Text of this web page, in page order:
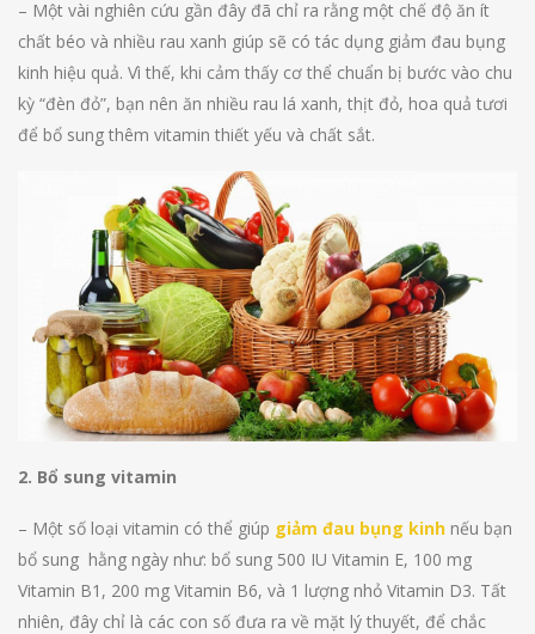
– Một vài nghiên cứu gần đây đã chỉ ra rằng một chế độ ăn ít
chất béo và nhiều rau xanh giúp sẽ có tác dụng giảm đau bụng
kinh hiệu quả. Vì thế, khi cảm thấy cơ thể chuẩn bị bước vào chu
kỳ “đèn đỏ”, bạn nên ăn nhiều rau lá xanh, thịt đỏ, hoa quả tươi
để bổ sung thêm vitamin thiết yếu và chất sắt.
2. Bổ sung vitamin
– Một số loại vitamin có thể giúp giảm đau bụng kinh nếu bạn
bổ sung hằng ngày như: bổ sung 500 IU Vitamin E, 100 mg
Vitamin B1, 200 mg Vitamin B6, và 1 lượng nhỏ Vitamin D3. Tất
nhiên, đây chỉ là các con số đưa ra về mặt lý thuyết, để chắc